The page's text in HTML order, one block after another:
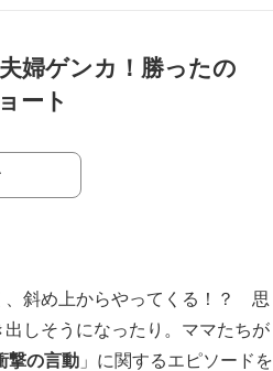
婦ゲンカ！勝ったの
ート
、斜め上からやってくる！？ 思
しそうになったり。ママたちが
撃の言動 」に関するエピソードを